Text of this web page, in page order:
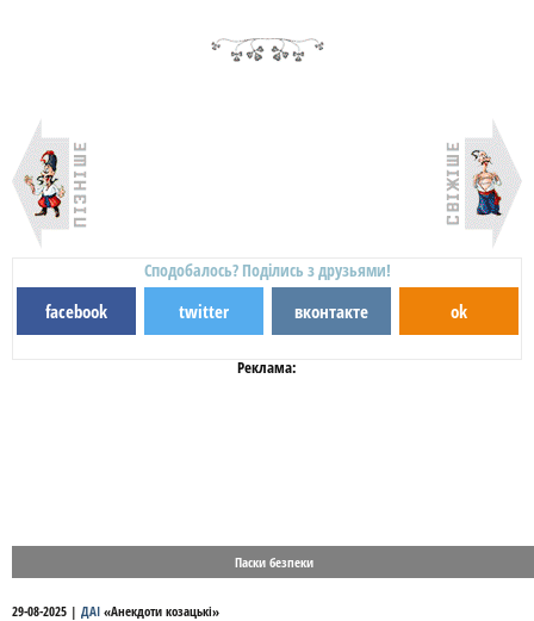
Сподобалось? Поділись з друзьями!
facebook twitter вконтакте ok
Реклама:
Паски безпеки
29-08-2025 | ДАІ «Анекдоти козацькі»